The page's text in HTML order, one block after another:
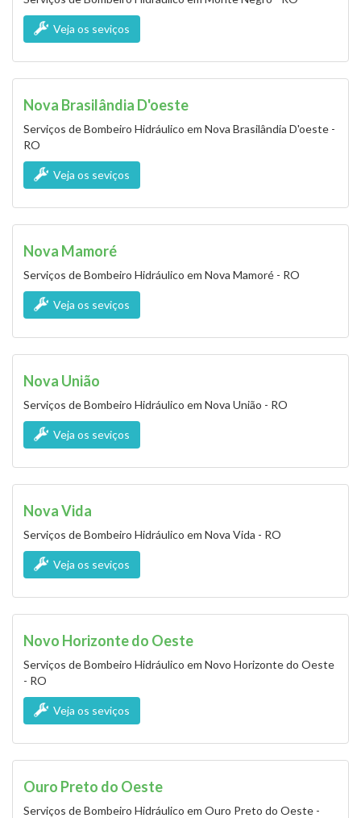
Veja os seviços
Nova Brasilândia D'oeste
Serviços de Bombeiro Hidráulico em Nova Brasilândia D'oeste -
RO
Veja os seviços
Nova Mamoré
Serviços de Bombeiro Hidráulico em Nova Mamoré - RO
Veja os seviços
Nova União
Serviços de Bombeiro Hidráulico em Nova União - RO
Veja os seviços
Nova Vida
Serviços de Bombeiro Hidráulico em Nova Vida - RO
Veja os seviços
Novo Horizonte do Oeste
Serviços de Bombeiro Hidráulico em Novo Horizonte do Oeste
- RO
Veja os seviços
Ouro Preto do Oeste
Serviços de Bombeiro Hidráulico em Ouro Preto do Oeste -